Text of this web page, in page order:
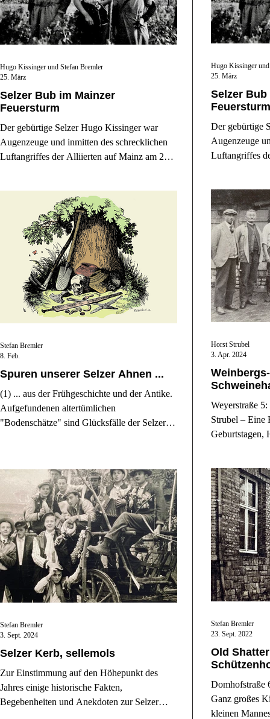
Selzer Bub im Mainzer
Feuersturm
Der gebürtige Selzer Hugo Kissinger war
Augenzeuge und inmitten des schrecklichen
Luftangriffes der Alliierten auf Mainz am 27.
Jugend in Hitlers letztem Aufgebot. (Selzer
Häuser erzählen: Gaustraße 27 und
Kaiserstraße 8)
Hugo Kissinger und Stefan Bremler
25. März
Spuren unserer Selzer Ahnen ...
(1) ... aus der Frühgeschichte und der Antike.
Aufgefundenen altertümlichen
"Bodenschätze" sind Glücksfälle der Selzer
Stefan Bremler
8. Feb.
Selzer Kerb, sellemols
Zur Einstimmung auf den Höhepunkt des
Jahres einige historische Fakten,
Begebenheiten und Anekdoten zur Selzer
Stefan Bremler
3. Sept. 2024
Selzer
Feuersturm
Der gebürtige
Augenzeuge
Luftangriffes
Jugend in
Häuser
Kaiserstraße 8)
Hugo Kissinger
25. März
Weyerstraße
Strubel – Eine
Geburtstagen,
Horst Strubel
3. Apr. 2024
Old
Domhofstraße
Ganz großes
kleinen
Stefan Bremler
23. Sept. 2022